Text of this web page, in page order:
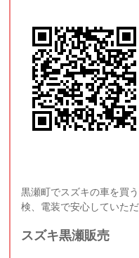
黒瀬町でスズキの車を買
検、電装で安心していた
スズキ黒瀬販売